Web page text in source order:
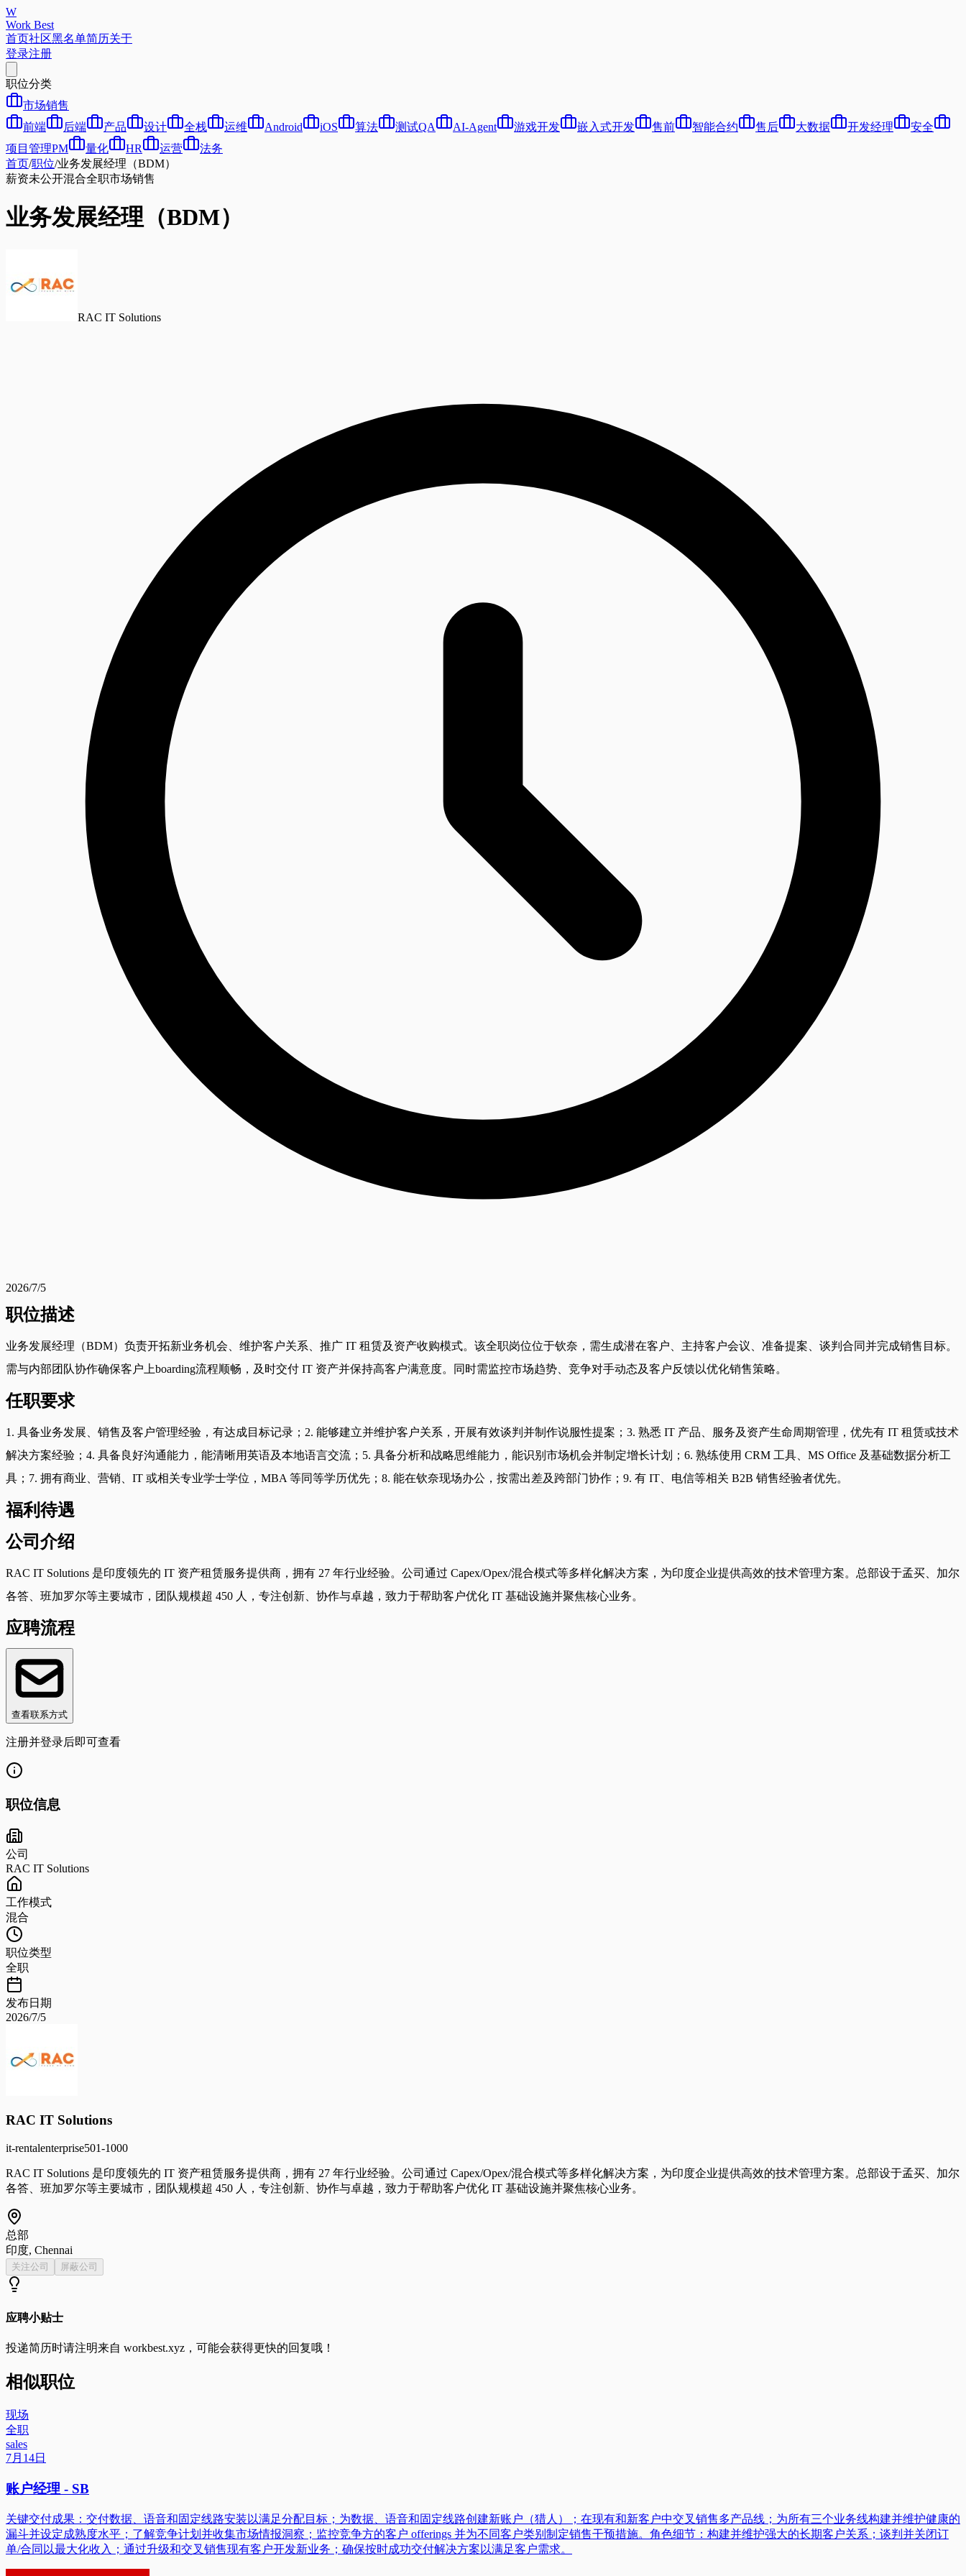
W
Work Best
首页社区黑名单简历关于
登录注册
职位分类
市场销售
前端
后端 产品 设计 全栈 运维 Android iOS 算法 测试QA AI-Agent 游戏开发 嵌入式开发 售前 智能合约 售后 大数据 开发经理
安全
项目管理PM
量化 HR 运营
法务
首页/职位/业务发展经理（BDM）
薪资未公开混合全职市场销售
业务发展经理（BDM）
RAC IT Solutions
2026/7/5
职位描述
业务发展经理（BDM）负责开拓新业务机会、维护客户关系、推广 IT 租赁及资产收购模式。该全职岗位位于钦奈，需生成潜在客户、主持客户会议、准备提案、谈判合同并完成销售目标。
需与内部团队协作确保客户上boarding流程顺畅，及时交付 IT 资产并保持高客户满意度。同时需监控市场趋势、竞争对手动态及客户反馈以优化销售策略。
任职要求
1. 具备业务发展、销售及客户管理经验，有达成目标记录；2. 能够建立并维护客户关系，开展有效谈判并制作说服性提案；3. 熟悉 IT 产品、服务及资产生命周期管理，优先有 IT 租赁或技术
解决方案经验；4. 具备良好沟通能力，能清晰用英语及本地语言交流；5. 具备分析和战略思维能力，能识别市场机会并制定增长计划；6. 熟练使用 CRM 工具、MS Office 及基础数据分析工
具；7. 拥有商业、营销、IT 或相关专业学士学位，MBA 等同等学历优先；8. 能在钦奈现场办公，按需出差及跨部门协作；9. 有 IT、电信等相关 B2B 销售经验者优先。
福利待遇
公司介绍
RAC IT Solutions 是印度领先的 IT 资产租赁服务提供商，拥有 27 年行业经验。公司通过 Capex/Opex/混合模式等多样化解决方案，为印度企业提供高效的技术管理方案。总部设于孟买、加尔
各答、班加罗尔等主要城市，团队规模超 450 人，专注创新、协作与卓越，致力于帮助客户优化 IT 基础设施并聚焦核心业务。
应聘流程
查看联系方式
注册并登录后即可查看
职位信息
公司
RAC IT Solutions
工作模式
混合
职位类型
全职
发布日期
2026/7/5
RAC IT Solutions
it-rentalenterprise501-1000
RAC IT Solutions 是印度领先的 IT 资产租赁服务提供商，拥有 27 年行业经验。公司通过 Capex/Opex/混合模式等多样化解决方案，为印度企业提供高效的技术管理方案。总部设于孟买、加尔
各答、班加罗尔等主要城市，团队规模超 450 人，专注创新、协作与卓越，致力于帮助客户优化 IT 基础设施并聚焦核心业务。
总部
印度, Chennai
关注公司 屏蔽公司
应聘小贴士
投递简历时请注明来自 workbest.xyz ，可能会获得更快的回复哦！
相似职位
现场
全职
sales
7月14日
账户经理 - SB
关键交付成果：交付数据、语音和固定线路安装以满足分配目标；为数据、语音和固定线路创建新账户（猎人）；在现有和新客户中交叉销售多产品线；为所有三个业务线构建并维护健康的
漏斗并设定成熟度水平；了解竞争计划并收集市场情报洞察；监控竞争方的客户 offerings 并为不同客户类别制定销售干预措施。角色细节：构建并维护强大的长期客户关系；谈判并关闭订
单/合同以最大化收入；通过升级和交叉销售现有客户开发新业务；确保按时成功交付解决方案以满足客户需求。